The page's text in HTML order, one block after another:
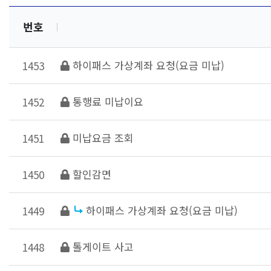
번호
1453 하이패스 가상계좌 요청(요금 미납)
1452 통행료 미납이요
1451 미납요금 조회
1450 할인감면
1449 하이패스 가상계좌 요청(요금 미납)
1448 톨게이트 사고